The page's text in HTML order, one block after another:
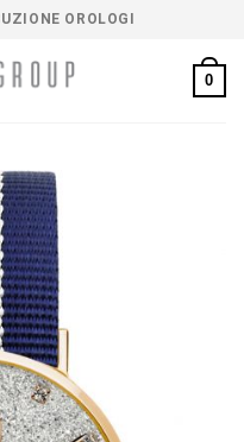
OROLOGI
0